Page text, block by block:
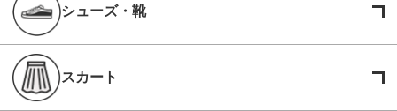
シューズ・靴
スカート